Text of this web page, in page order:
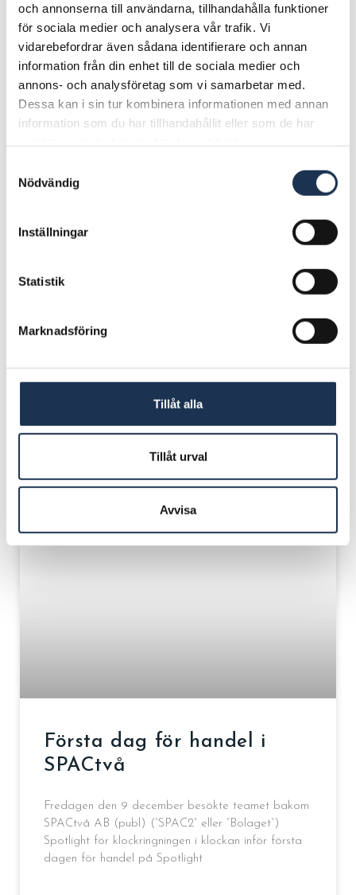
och annonserna till användarna, tillhandahålla funktioner
för sociala medier och analysera vår trafik. Vi
vidarebefordrar även sådana identifierare och annan
information från din enhet till de sociala medier och
annons- och analysföretag som vi samarbetar med.
Dessa kan i sin tur kombinera informationen med annan
information som du har tillhandahållit eller som de har
Nödvändig
Inställningar
Statistik
Marknadsföring
Tillåt alla
Tillåt urval
Avvisa
om att förvärva Invoicery
Int AB – i Sverige verksamt
under varumärket Frilans
att förvärva samtliga aktier i Invoicery Int AB
Första dag för handel i
SPACtvå
Fredagen den 9 december besökte teamet bakom
SPACtvå AB (publ) (”SPAC2” eller ”Bolaget”)
Spotlight för klockringningen i klockan inför första
dagen för handel på Spotlight